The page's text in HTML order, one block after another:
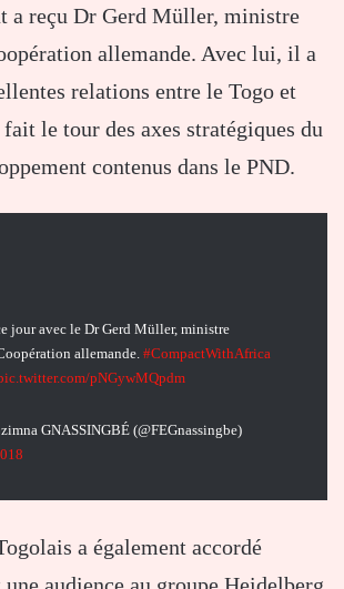
a reçu Dr Gerd Müller, ministre
allemande. Avec lui, il a
relations entre le Togo et
le tour des axes stratégiques du
contenus dans le PND.
jour avec le Dr Gerd Müller, ministre
allemande. #CompactWithAfrica
pNGywMQpdm
GNASSINGBÉ (@FEGnassingbe)
a également accordé